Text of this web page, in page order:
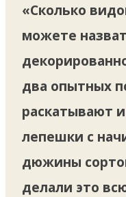
«Сколько
можете
два опытных
раскатывают
лепешки с
дюжины
делали это